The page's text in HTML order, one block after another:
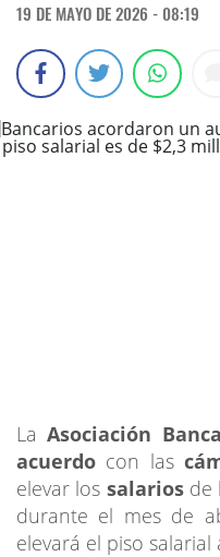
19 DE MAYO DE 2026 - 08:19
La Asociación
acuerdo con las
elevar los salariosde
durante el mes de
elevará el piso salarial